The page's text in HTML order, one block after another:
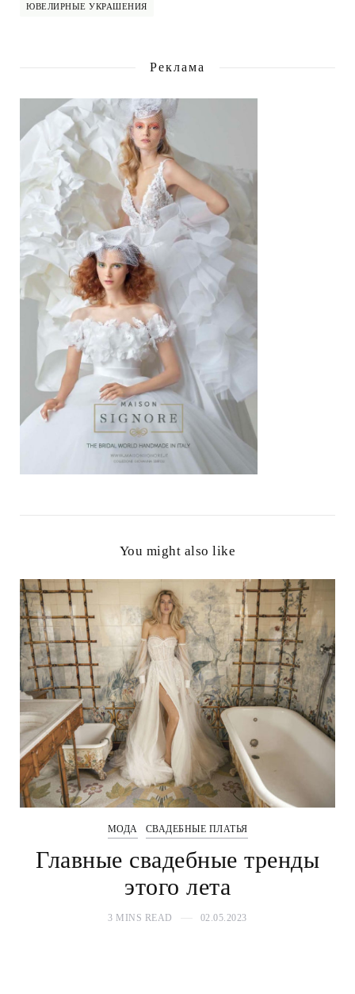
ЮВЕЛИРНЫЕ УКРАШЕНИЯ
Реклама
You might also like
МОДА СВАДЕБНЫЕ ПЛАТЬЯ
Главные свадебные тренды
этого лета
3 MINS READ 02.05.2023